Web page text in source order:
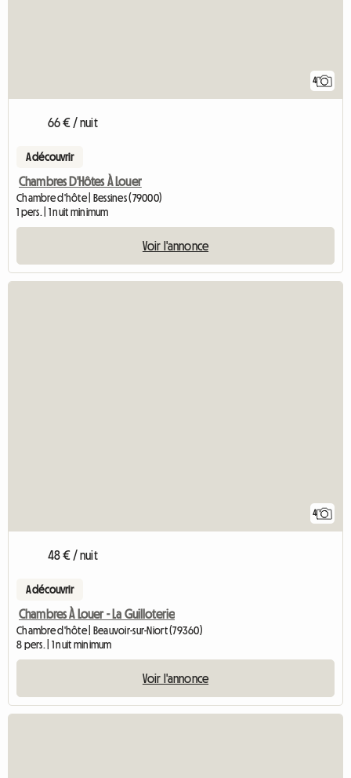
4
66 € / nuit
A découvrir
Chambres D'Hôtes À Louer
Chambre d'hôte | Bessines (79000)
1 pers. | 1 nuit minimum
Voir l'annonce
4
48 € / nuit
A découvrir
Chambres À Louer - La Guilloterie
Chambre d'hôte | Beauvoir-sur-Niort (79360)
8 pers. | 1 nuit minimum
Voir l'annonce